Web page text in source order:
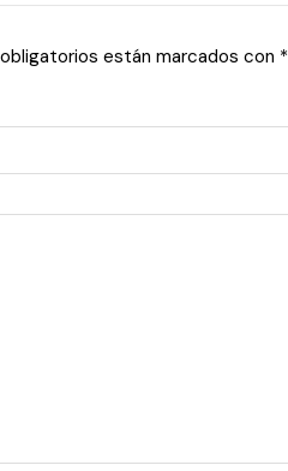
están marcados con *